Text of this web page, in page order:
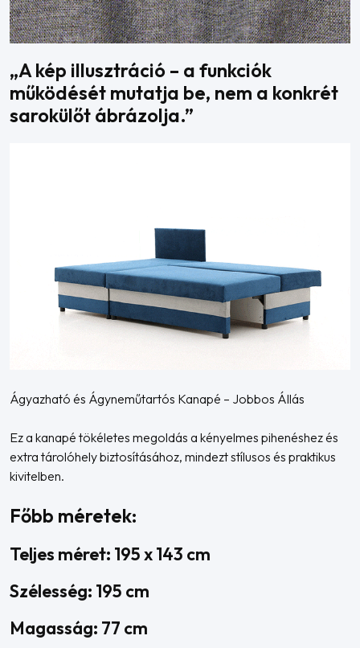
„A kép illusztráció – a funkciók
működését mutatja be, nem a konkrét
sarokülőt ábrázolja.”
Ágyazható és Ágyneműtartós Kanapé – Jobbos Állás
Ez a kanapé tökéletes megoldás a kényelmes pihenéshez és
extra tárolóhely biztosításához, mindezt stílusos és praktikus
kivitelben.
Főbb méretek:
Teljes méret: 195 x 143 cm
Szélesség: 195 cm
Magasság: 77 cm